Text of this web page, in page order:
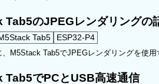
Tab5のJPEGレンダリングの
Tab5 ESP32-P4
、M5Stack Tab5でJPEGレンダリングを使
Tab5でPCとUSB高速通信